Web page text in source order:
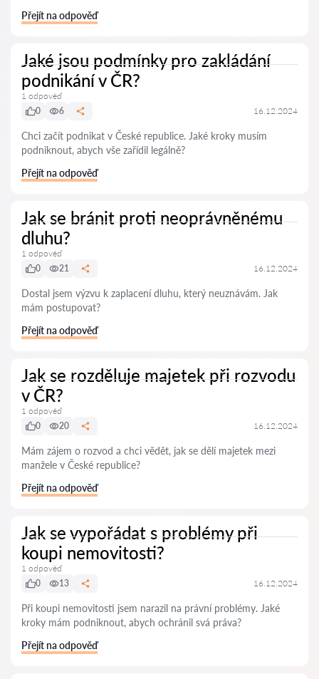
Přejít na odpověď
Jaké jsou podmínky pro zakládání
podnikání v ČR?
1 odpověď
0
6 16.12.2024
Chci začít podnikat v České republice. Jaké kroky musím
podniknout, abych vše zařídil legálně?
Přejít na odpověď
Jak se bránit proti neoprávněnému
dluhu?
1 odpověď
0
21 16.12.2024
Dostal jsem výzvu k zaplacení dluhu, který neuznávám. Jak
mám postupovat?
Přejít na odpověď
Jak se rozděluje majetek při rozvodu
v ČR?
1 odpověď
0
20 16.12.2024
Mám zájem o rozvod a chci vědět, jak se dělí majetek mezi
manžele v České republice?
Přejít na odpověď
Jak se vypořádat s problémy při
koupi nemovitosti?
1 odpověď
0
13 16.12.2024
Při koupi nemovitosti jsem narazil na právní problémy. Jaké
kroky mám podniknout, abych ochránil svá práva?
Přejít na odpověď